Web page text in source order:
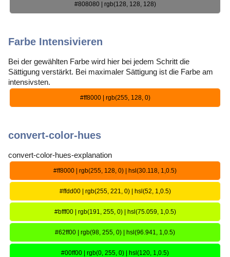
#808080 | rgb(128, 128, 128)
Farbe Intensivieren
Bei der gewählten Farbe wird hier bei jedem Schritt die
Sättigung verstärkt. Bei maximaler Sättigung ist die Farbe am
intensivsten.
#ff8000 | rgb(255, 128, 0)
convert-color-hues
convert-color-hues-explanation
#ff8000 | rgb(255, 128, 0) | hsl(30.118, 1,0.5)
#ffdd00 | rgb(255, 221, 0) | hsl(52, 1,0.5)
#bfff00 | rgb(191, 255, 0) | hsl(75.059, 1,0.5)
#62ff00 | rgb(98, 255, 0) | hsl(96.941, 1,0.5)
#00ff00 | rgb(0, 255, 0) | hsl(120, 1,0.5)